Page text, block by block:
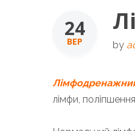
24
ВЕР by
лімфи,